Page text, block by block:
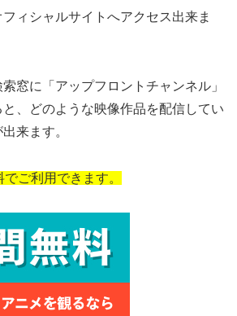
ィシャルサイトへアクセス出来ま
窓に「アップフロントチャンネル」
、どのような映像作品を配信してい
来ます。
ご利用できます。